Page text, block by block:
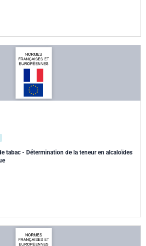
tabac - Détermination de la teneur en alcaloïdes